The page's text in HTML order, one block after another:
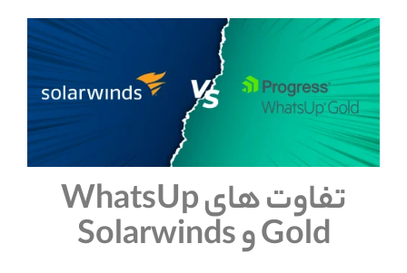
تفاوت های WhatsUp
Gold و Solarwinds